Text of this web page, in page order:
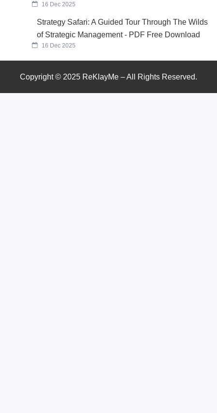
16 Dec 2025
Strategy Safari: A Guided Tour Through The Wilds
of Strategic Management - PDF Free Download
16 Dec 2025
Copyright © 2025 ReKlayMe – All Rights Reserved.